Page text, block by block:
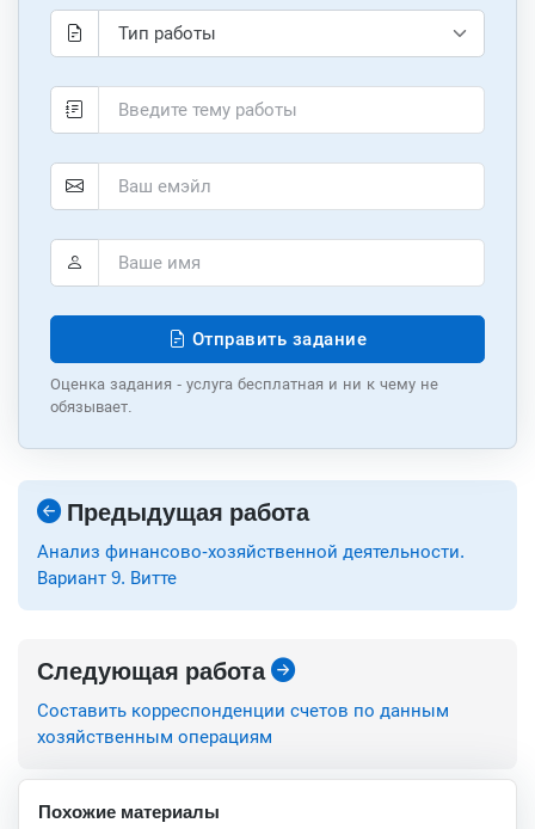
Отправить задание
Оценка задания - услуга бесплатная и ни к чему не
обязывает.
Предыдущая работа
Анализ финансово-хозяйственной деятельности.
Вариант 9. Витте
Следующая работа
Составить корреспонденции счетов по данным
хозяйственным операциям
Похожие материалы